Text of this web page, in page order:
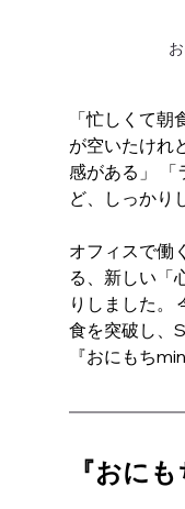
「忙しくて
が空いたけれ
感がある」 「
ど、しっかり
オフィスで働
る、新しい「
りしました。
食を突破し、
『おにもち
『おに